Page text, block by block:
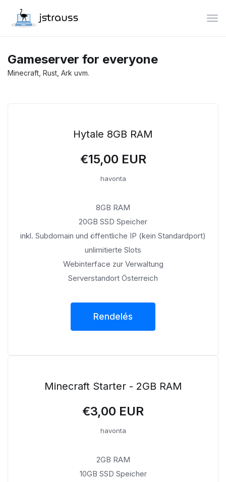
Gameserver for everyone
Minecraft, Rust, Ark uvm.
Hytale 8GB RAM
€15,00 EUR
havonta
8GB RAM
20GB SSD Speicher
inkl. Subdomain und öffentliche IP (kein Standardport)
unlimitierte Slots
Webinterface zur Verwaltung
Serverstandort Österreich
Rendelés
Minecraft Starter - 2GB RAM
€3,00 EUR
havonta
2GB RAM
10GB SSD Speicher